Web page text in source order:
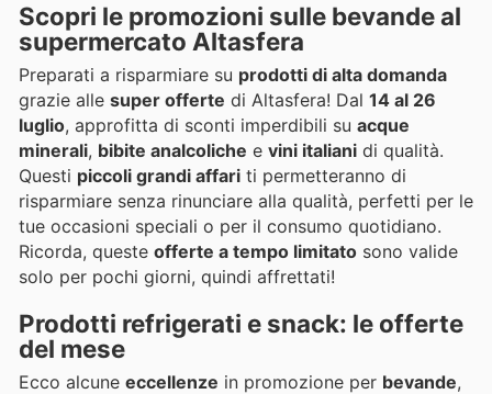
Scopri le promozioni sulle bevande al
supermercato Altasfera
Preparati a risparmiare su prodotti di alta domanda
grazie alle super offerte di Altasfera! Dal 14 al 26
luglio, approfitta di sconti imperdibili su acque
minerali, bibite analcoliche e vini italiani di qualità.
Questi piccoli grandi affari ti permetteranno di
risparmiare senza rinunciare alla qualità, perfetti per le
tue occasioni speciali o per il consumo quotidiano.
Ricorda, queste offerte a tempo limitato sono valide
solo per pochi giorni, quindi affrettati!
Prodotti refrigerati e snack: le offerte
del mese
Ecco alcune eccellenze in promozione per bevande,